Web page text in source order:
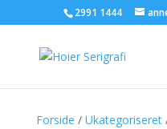
2991 1444
Forside / Ukategoriseret